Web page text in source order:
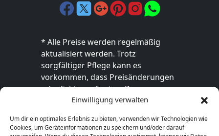
Einwilligung verwalten
Um dir ein optimales Erlebnis zu bieten, verwenden wir Technologien wie
Cookies, um Geräteinformationen zu speichern und/oder darauf
* Alle Preise werden regelmäßig
aktualisiert werden. Trotz
sorgfältiger Pflege kann es
vorkommen, dass Preisänderungen
oder Fehler auftreten. Der
endgültige Preis sowie die
ausschließlich im jeweiligen Online-